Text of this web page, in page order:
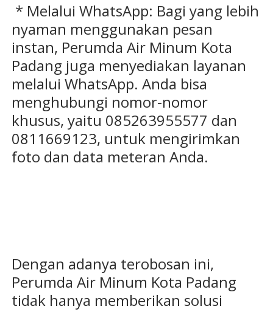
* Melalui WhatsApp: Bagi yang lebih
nyaman menggunakan pesan
instan, Perumda Air Minum Kota
Padang juga menyediakan layanan
melalui WhatsApp. Anda bisa
menghubungi nomor-nomor
khusus, yaitu 085263955577 dan
0811669123, untuk mengirimkan
foto dan data meteran Anda.
Dengan adanya terobosan ini,
Perumda Air Minum Kota Padang
tidak hanya memberikan solusi